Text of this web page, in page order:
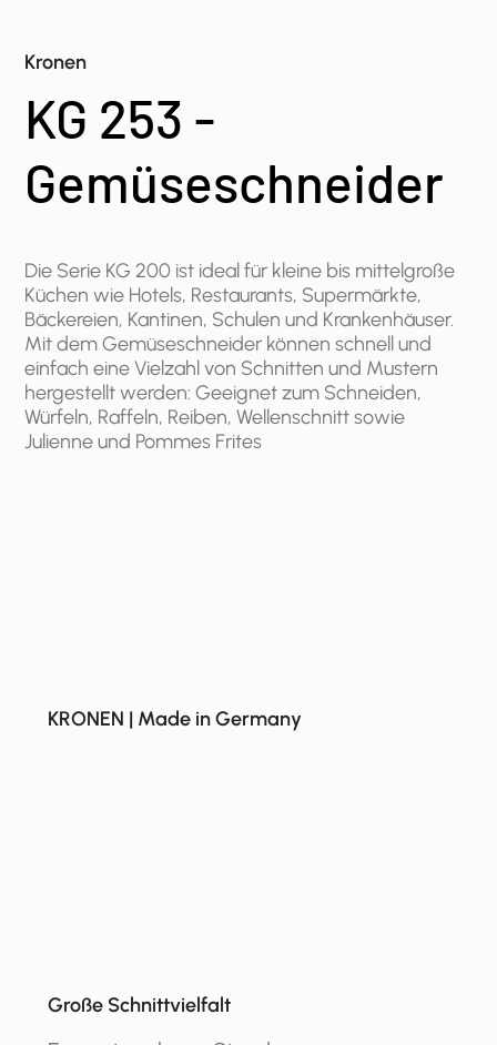
Kronen
KG 253 -
Gemüseschneider
Die Serie KG 200 ist ideal für kleine bis mittelgroße
Küchen wie Hotels, Restaurants, Supermärkte,
Bäckereien, Kantinen, Schulen und Krankenhäuser.
Mit dem Gemüseschneider können schnell und
einfach eine Vielzahl von Schnitten und Mustern
hergestellt werden: Geeignet zum Schneiden,
Würfeln, Raffeln, Reiben, Wellenschnitt sowie
Julienne und Pommes Frites
Große Schnittvielfalt
KRONEN | Made in Germany